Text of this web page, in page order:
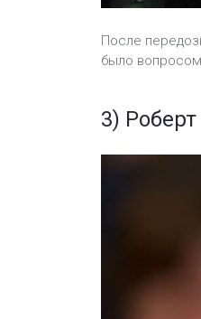
После
было
3)